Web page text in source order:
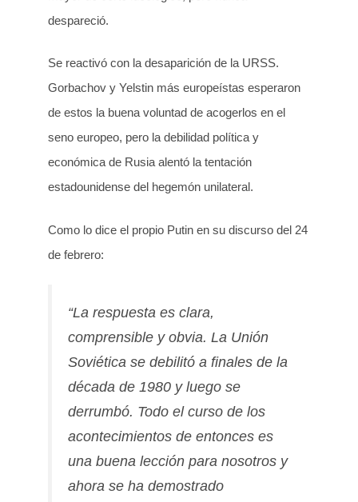
despareció.
Se reactivó con la desaparición de la URSS.
Gorbachov y Yelstin más europeístas esperaron
de estos la buena voluntad de acogerlos en el
seno europeo, pero la debilidad política y
económica de Rusia alentó la tentación
estadounidense del hegemón unilateral.
Como lo dice el propio Putin en su discurso del 24
de febrero:
“La respuesta es clara,
comprensible y obvia. La Unión
Soviética se debilitó a finales de la
década de 1980 y luego se
derrumbó. Todo el curso de los
acontecimientos de entonces es
una buena lección para nosotros y
ahora se ha demostrado